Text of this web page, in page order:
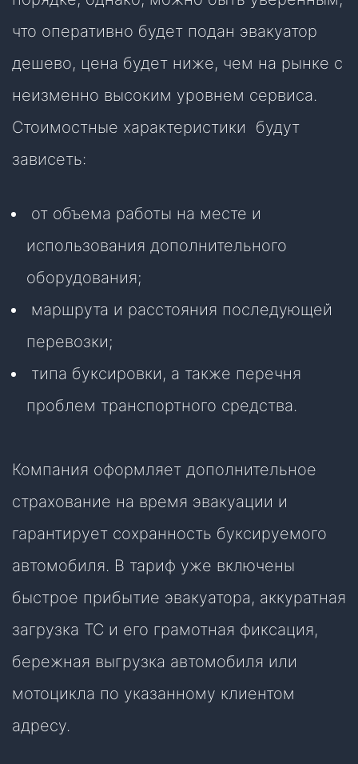
что оперативно будет подан эвакуатор
дешево, цена будет ниже, чем на рынке с
неизменно высоким уровнем сервиса.
Стоимостные характеристики будут
зависеть:
от объема работы на месте и
использования дополнительного
оборудования;
маршрута и расстояния последующей
перевозки;
типа буксировки, а также перечня
проблем транспортного средства.
Компания оформляет дополнительное
страхование на время эвакуации и
гарантирует сохранность буксируемого
автомобиля. В тариф уже включены
быстрое прибытие эвакуатора, аккуратная
загрузка ТС и его грамотная фиксация,
бережная выгрузка автомобиля или
мотоцикла по указанному клиентом
адресу.